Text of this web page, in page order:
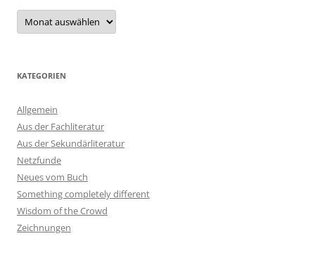
Archiv
KATEGORIEN
Allgemein
Aus der Fachliteratur
Aus der Sekundärliteratur
Netzfunde
Neues vom Buch
Something completely different
Wisdom of the Crowd
Zeichnungen